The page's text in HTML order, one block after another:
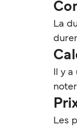
La
Il y
Les